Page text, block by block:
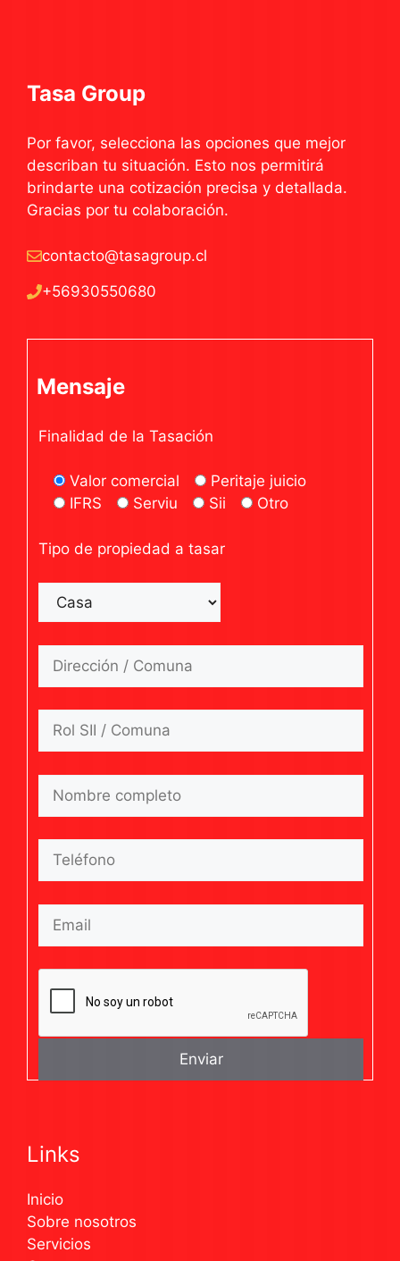
Tasa Group
Por favor, selecciona las opciones que mejor
describan tu situación. Esto nos permitirá
brindarte una cotización precisa y detallada.
Gracias por tu colaboración.
contacto@tasagroup.cl
+56930550680
Mensaje
Finalidad de la Tasación
Valor comercial
Peritaje juicio
IFRS
Serviu Sii Otro
Tipo de propiedad a tasar
Links
Inicio
Sobre nosotros
Servicios